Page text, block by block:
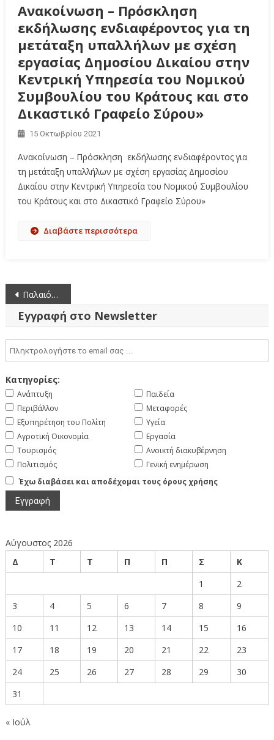
Ανακοίνωση – Πρόσκληση
εκδήλωσης ενδιαφέροντος για τη
μετάταξη υπαλλήλων με σχέση
εργασίας Δημοσίου Δικαίου στην
Κεντρική Υπηρεσία του Νομικού
Συμβουλίου του Κράτους και στο
Δικαστικό Γραφείο Σύρου»
15 Οκτωβρίου 2021
Ανακοίνωση – Πρόσκληση εκδήλωσης ενδιαφέροντος για
τη μετάταξη υπαλλήλων με σχέση εργασίας Δημοσίου
Δικαίου στην Κεντρική Υπηρεσία του Νομικού Συμβουλίου
του Κράτους και στο Δικαστικό Γραφείο Σύρου»
Διαβάστε περισσότερα
Πλοήγηση
άρθρων
Παλαιότερα άρθρα
Εγγραφή στο Newsletter
Κατηγορίες:
Ανάπτυξη
Περιβάλλον
Εξυπηρέτηση του Πολίτη
Αγροτική Οικονομία
Τουρισμός
Πολιτισμός
Παιδεία
Μεταφορές
Υγεία
Εργασία
Ανοικτή διακυβέρνηση
Γενική ενημέρωση
Έχω διαβάσει και αποδέχομαι τους όρους χρήσης
Αύγουστος 2026
Δ
Τ Τ Π Π Σ
Κ
1
2
3
4 5 6 7 8
9
10
11 12 13 14 15
16
17
18 19 20 21 22
23
24
25 26 27 28 29
30
31
« Ιούλ